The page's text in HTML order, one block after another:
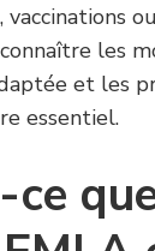
vaccinations
les
et les
essentiel.